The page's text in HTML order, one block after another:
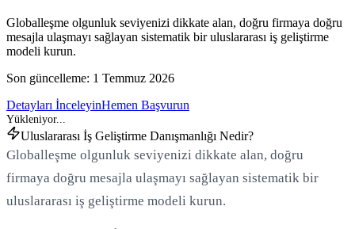
Globalleşme olgunluk seviyenizi dikkate alan, doğru firmaya doğru
mesajla ulaşmayı sağlayan sistematik bir uluslararası iş geliştirme
modeli kurun.
Son güncelleme: 1 Temmuz 2026
Detayları İnceleyinHemen Başvurun
Uluslararası İş Geliştirme Danışmanlığı Nedir?
Globalleşme olgunluk seviyenizi dikkate alan, doğru
firmaya doğru mesajla ulaşmayı sağlayan sistematik bir
uluslararası iş geliştirme modeli kurun.